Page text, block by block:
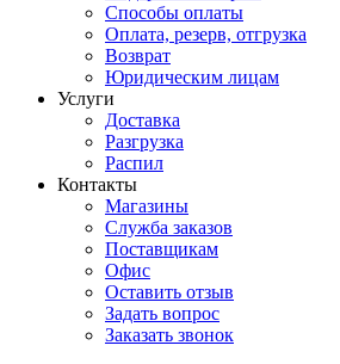
Способы оплаты
Оплата, резерв, отгрузка
Возврат
Юридическим лицам
Услуги
Доставка
Разгрузка
Распил
Контакты
Магазины
Служба заказов
Поставщикам
Офис
Оставить отзыв
Задать вопрос
Заказать звонок